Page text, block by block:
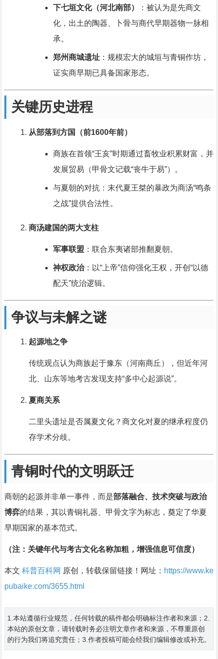
下七垣文化（河北南部）
：被认为是先商文
化，出土的陶器、卜骨与商代早期器物一脉相
承。
郑州商城遗址：规模宏大的城垣与青铜作坊，
证实商早期已具备国家形态。
关键历史进程
从部落到方国（前1600年前）
商族在首领“王亥”时期通过畜牧业积累财富，并
发展贸易（甲骨文记载“丧牛于易”）。
与夏朝的对抗：末代夏王桀的暴政为商汤“鸣条
之战”提供合法性。
商汤建国的两大支柱
军事联盟 ：联合东夷诸部推翻夏朝。
神权政治：以“上帝”信仰强化王权，开创“以德
配天”统治逻辑。
争议与未解之谜
起源地之争
传统观点认为商族起于豫东（河南商丘），但近年河
北、山东等地考古发现支持“多中心起源说”。
夏商关系
二里头遗址是否属夏文化？商文化对夏的继承程度仍
存学术分歧。
青铜时代的文明跃迁
商朝的起源并非单一事件，而是部落融合、技术突破与政治
博弈的结果，其以青铜礼器、甲骨文字为标志，奠定了华夏
早期国家的基本范式。
（注：关键年代与考古文化名称加粗，增强信息可信度）
本文 科普百科网 原创，转载保留链接！网址： https://www.ke
pubaike.com/3655.html
1.本站遵循行业规范，任何转载的稿件都会明确标注作者和来源；2.
本站的原创文章，请转载时务必注明文章作者和来源，不尊重原创
的行为我们将追究责任；3.作者投稿可能会经我们编辑修改或补充。